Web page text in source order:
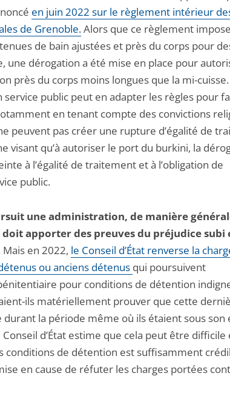
en juin 2022 sur le règlement intérieur
de Grenoble.Alors que ce règlement impose
de bain ajustées et près du corps pour
une dérogation a été mise en place pour
près du corps moins longues que la mi-cuisse.
service public peut en adapter les règles pour
en tenant compte des convictions
peuvent pas créer une rupture d’égalité de
visant qu’à autoriser le port du burkini, la
à l’égalité de traitement et à l’obligation de
public.
une administration, de manière
apporter des preuves du préjudice subi
Mais en 2022, le Conseil d’État renverse la
ou anciens détenus qui poursuivent
pour conditions de détention
ils matériellement prouver que cette
la période même où ils étaient sous son
Conseil d’État estime que cela peut être difficile
conditions de détention est suffisamment
en cause de réfuter les charges portées